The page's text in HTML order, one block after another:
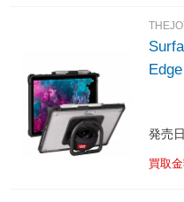
発売
買取金